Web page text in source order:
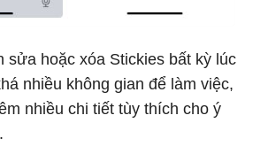
sửa hoặc xóa Stickies bất kỳ lúc
nhiều không gian để làm việc,
nhiều chi tiết tùy thích cho ý